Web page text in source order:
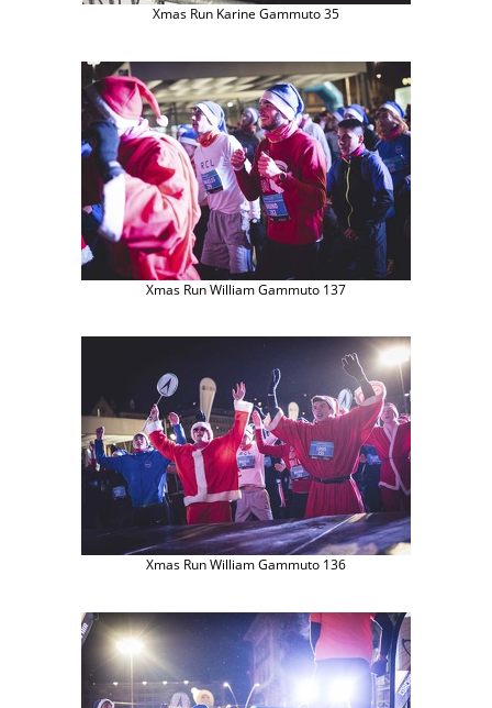
Xmas Run Karine Gammuto 35
Xmas Run William Gammuto 137
Xmas Run William Gammuto 136